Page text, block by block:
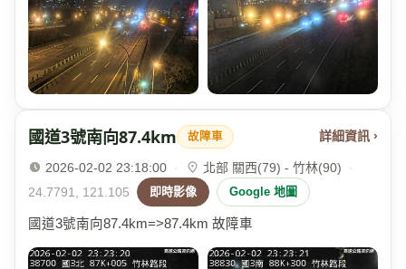
國道3號南向87.4km 故障車 詳細資訊 ›
2026-02-02 23:18:00 · 北部 關西(79) - 竹林(90)
·
24.7791, 121.105
即時影像 Google 地圖
國道3號南向87.4km=>87.4km 故障車